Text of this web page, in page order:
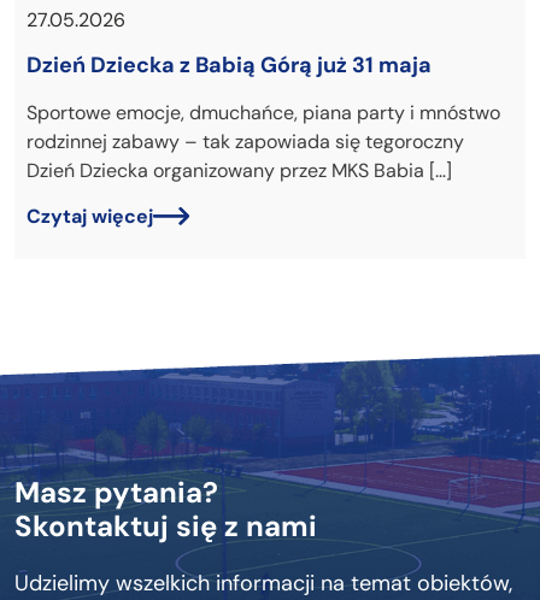
27.05.2026
Dzień Dziecka z Babią Górą już 31 maja
Sportowe emocje, dmuchańce, piana party i mnóstwo
rodzinnej zabawy – tak zapowiada się tegoroczny
Dzień Dziecka organizowany przez MKS Babia […]
Czytaj więcej
Masz pytania?
Skontaktuj się z nami
Udzielimy wszelkich informacji na temat obiektów,